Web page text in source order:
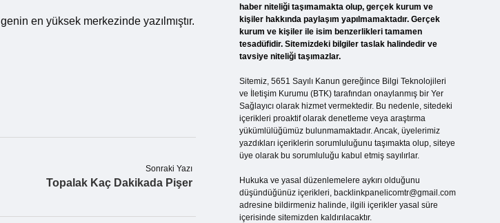
en yüksek merkezinde yazılmıştır.
Sonraki Yazı
Topalak Kaç Dakikada Pişer
haber niteliği taşımamakta olup, gerçek kurum ve
kişiler hakkında paylaşım yapılmamaktadır. Gerçek
kurum ve kişiler ile isim benzerlikleri tamamen
tesadüfidir. Sitemizdeki bilgiler taslak halindedir ve
tavsiye niteliği taşımazlar.
Sitemiz, 5651 Sayılı Kanun gereğince Bilgi Teknolojileri
ve İletişim Kurumu (BTK) tarafından onaylanmış bir Yer
Sağlayıcı olarak hizmet vermektedir. Bu nedenle, sitedeki
içerikleri proaktif olarak denetleme veya araştırma
yükümlülüğümüz bulunmamaktadır. Ancak, üyelerimiz
yazdıkları içeriklerin sorumluluğunu taşımakta olup, siteye
üye olarak bu sorumluluğu kabul etmiş sayılırlar.
Hukuka ve yasal düzenlemelere aykırı olduğunu
düşündüğünüz içerikleri, backlinkpanelicomtr@gmail.com
adresine bildirmeniz halinde, ilgili içerikler yasal süre
içerisinde sitemizden kaldırılacaktır.